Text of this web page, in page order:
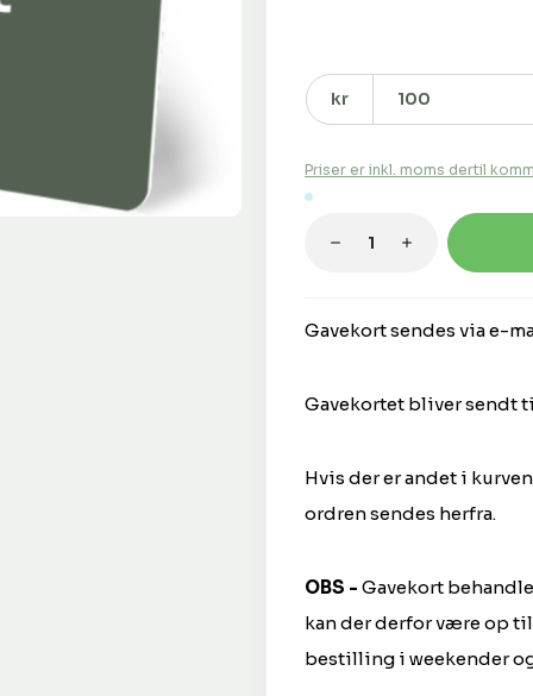
Gavekort sendes via e-
Gavekortet bliver sendt
Hvis der er andet i
ordren sendes herfra.
OBS - Gavekort
kan der derfor være op
bestilling i weekender
kr
Priser er inkl. moms dertil